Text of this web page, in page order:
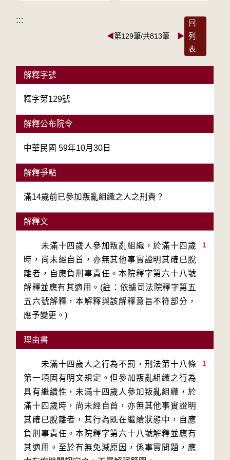
:::
◀第129筆/共813筆 ▶
回
列
表
解釋字號
釋字第129號
解釋公布院令
中華民國 59年10月30日
解釋爭點
滿14歲前已參加叛亂組織之人之刑責？
解釋文
1
未滿十四歲人參加叛亂組織，於滿十四歲
時，尚未經自首，亦無其他事實證明其確已脫
離者，自應負刑事責任。本院釋字第六十八號
解釋並應有其適用。(註：依據司法院釋字第五
五六號解釋，本解釋與該解釋意旨不符部分，
應予變更。)
理由書
1
未滿十四歲人之行為不罰，刑法第十八條
第一項固有明文規定。但參加叛亂組織之行為
具有繼續性，未滿十四歲人參加叛亂組織，於
滿十四歲時，尚未經自首，亦無其他事實證明
其確已脫離者，其行為既在繼續狀態中，自應
負刑事責任。本院釋字第六十八號解釋並應有
其適用。至於有無免減原因，係事實問題，應